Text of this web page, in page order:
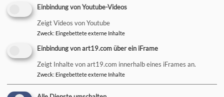
und nach Vereinbarung
Tel.: 09771 6369611
Fax: 09771 6369670
Email:astrid.maul@elkb.de
Einbindung von Youtube-Videos
Zeigt Videos von Youtube
Zweck: Eingebettete externe Inhalte
Einbindung von art19.com über ein iFrame
Zeigt Inhalte von art19.com innerhalb eines iFrames an.
Zweck: Eingebettete externe Inhalte